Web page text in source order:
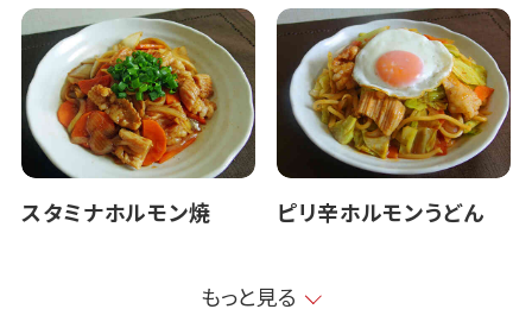
スタミナホルモン焼 ピリ辛ホルモンうどん
もっと見る